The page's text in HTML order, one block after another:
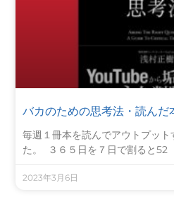
バカのための思考法・読んだ
毎週１冊本を読んでアウトプッ
た。 ３６５日を７日で割ると52
2023年3月6日